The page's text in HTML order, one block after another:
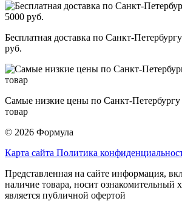
Бесплатная доставка по Санкт-
руб.
Самые низкие цены по Санкт-
товар
© 2026 Формула
Карта сайта Политика
Представленная на сайте информация,
наличие товара, носит ознакомительный
является публичной офертой